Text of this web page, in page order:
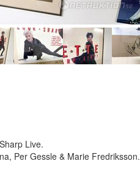
Live.
Per Gessle & Marie Fredriksson.